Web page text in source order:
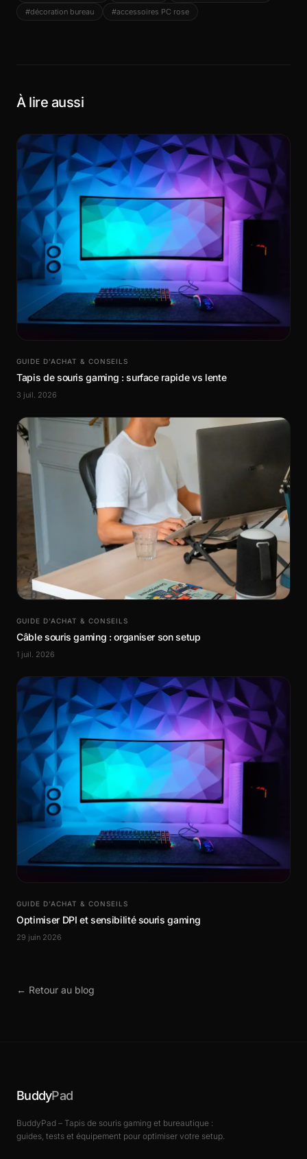
#décoration bureau
#accessoires PC rose
À lire aussi
GUIDE D’ACHAT & CONSEILS
Tapis de souris gaming : surface rapide vs lente
3 juil. 2026
GUIDE D’ACHAT & CONSEILS
Câble souris gaming : organiser son setup
1 juil. 2026
GUIDE D’ACHAT & CONSEILS
Optimiser DPI et sensibilité souris gaming
29 juin 2026
← Retour au blog
BuddyPad
BuddyPad – Tapis de souris gaming et bureautique :
guides, tests et équipement pour optimiser votre setup.